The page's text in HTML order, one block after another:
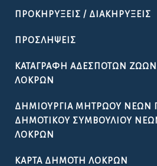
ΠΡΟΚΗΡΎΞΕΙΣ / ΔΙΑΚΗΡΎΞΕΙΣ
ΠΡΟΣΛΉΨΕΙΣ
ΚΑΤΑΓΡΑΦΉ ΑΔΈΣΠΟΤΩΝ
ΛΟΚΡΏΝ
ΔΗΜΙΟΥΡΓΊΑ ΜΗΤΡΏΟΥ ΝΈΩΝ
ΔΗΜΟΤΙΚΟΎ ΣΥΜΒΟΥΛΊΟΥ
ΛΟΚΡΏΝ
ΚΆΡΤΑ ΔΗΜΌΤΗ ΛΟΚΡΏΝ